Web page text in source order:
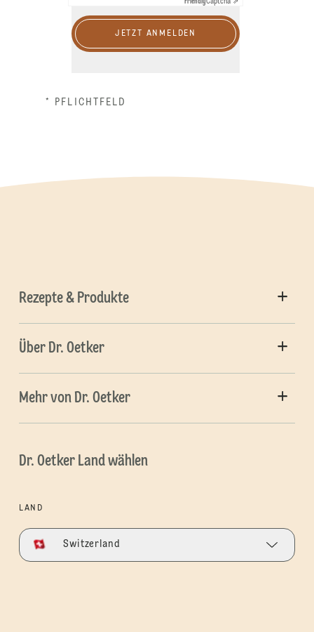
JETZT ANMELDEN
* PFLICHTFELD
Rezepte & Produkte
Über Dr. Oetker
Mehr von Dr. Oetker
Dr. Oetker Land wählen
LAND
Switzerland